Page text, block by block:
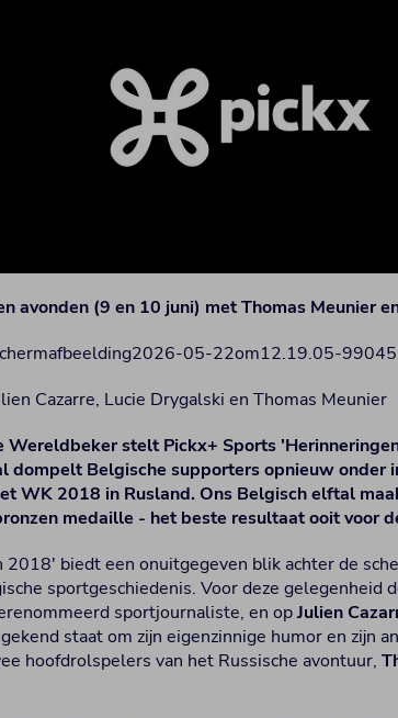
avonden (9 en 10 juni) met Thomas Meunier
Cazarre, Lucie Drygalski en Thomas Meunier
Wereldbeker stelt Pickx+ Sports
dompelt Belgische supporters opnieuw onder
WK 2018 in Rusland. Ons Belgisch elftal
medaille - het beste resultaat ooit voor
2018' biedt een onuitgegeven blik achter de
sportgeschiedenis. Voor deze gelegenheid
sportjournaliste, en opJulien
staat om zijn eigenzinnige humor en zijn
hoofdrolspelers van het Russische avontuur,